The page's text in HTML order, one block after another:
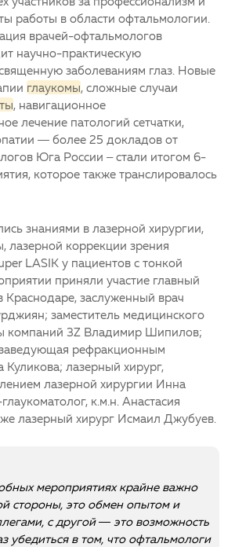
работы в области офтальмологии.
врачей-офтальмологов
научно-практическую
заболеваниям глаз. Новые
глаукомы, сложные случаи
, навигационное
лечение патологий сетчатки,
— более 25 докладов от
Юга России – стали итогом 6-
которое также транслировалось
знаниями в лазерной хирургии,
, лазерной коррекции зрения
LASIK у пациентов с тонкой
приняли участие главный
Краснодаре, заслуженный врач
заместитель медицинского
компаний 3Z Владимир Шипилов;
рефракционным
Куликова; лазерный хирург,
лазерной хирургии Инна
к.м.н. Анастасия
лазерный хирург Исмаил Джубуев.
мероприятиях крайне важно
стороны, это обмен опытом и
с другой — это возможность
убедиться в том, что офтальмологи